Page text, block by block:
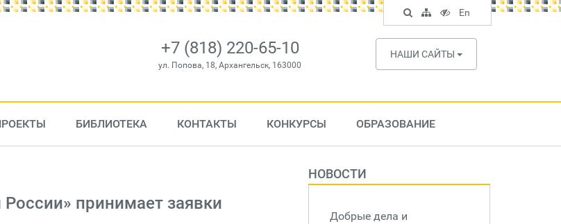
+7 (818) 220-65-10
ул. Попова, 18, Архангельск, 163000
НАШИ САЙТЫ
БИБЛИОТЕКА КОНТАКТЫ КОНКУРСЫ ОБРАЗОВАНИЕ
принимает заявки
НОВОСТИ
Добрые дела и
Поиск
по
сайту
Карта
сайта
Версия
для
слабовидящих
En
English